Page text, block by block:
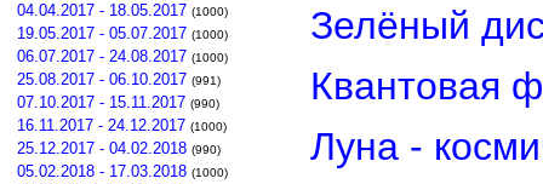
04.04.2017 - 18.05.2017 (1000)
19.05.2017 - 05.07.2017 (1000)
06.07.2017 - 24.08.2017 (1000)
25.08.2017 - 06.10.2017 (991)
07.10.2017 - 15.11.2017 (990)
16.11.2017 - 24.12.2017 (1000)
25.12.2017 - 04.02.2018 (990)
05.02.2018 - 17.03.2018 (1000)
Зелёный
Квантовая
Луна -